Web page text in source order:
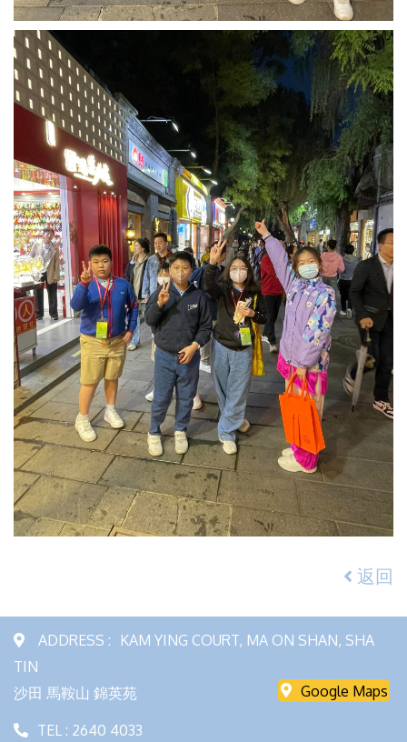
返回
ADDRESS : KAM YING COURT, MA ON SHAN, SHA
TIN
沙田 馬鞍山 錦英苑
Google Maps
TEL : 2640 4033